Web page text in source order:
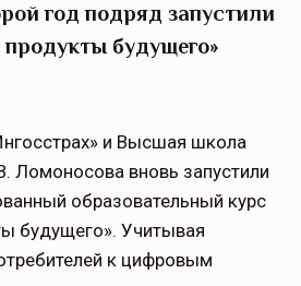
год подряд запустили
будущего»
и Высшая школа
Ломоносова вновь запустили
образовательный курс
будущего». Учитывая
к цифровым